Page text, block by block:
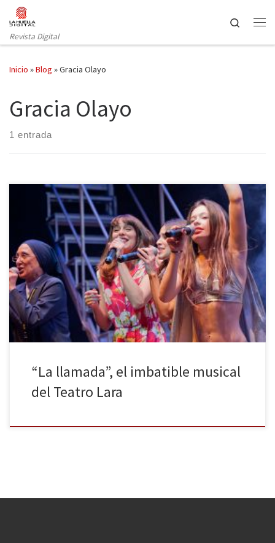
Saltar al contenido
Revista Digital
Search
Inicio »Blog »Gracia Olayo
Gracia Olayo
1 entrada
Este musical atípico, que ha cosechado un increíble éxito esta
temporada, se mantiene los fines de semana hasta abril de 2015
en la Sala Principal del Teatro Lara, causando fascinación tanto a
espectadores como a la crítica y creando una legión de
seguidores. Javier Ambrossi y Javier Calvo dirigen y […]
“La llamada”, el imbatible musical
del Teatro Lara